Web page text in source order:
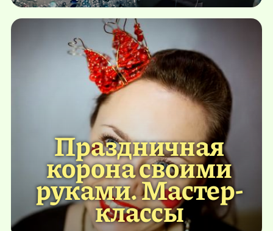
Праздничная
корона своими
руками. Мастер-
классы